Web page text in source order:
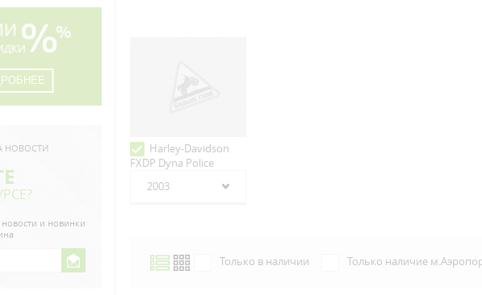
НОВОСТИ
и новинки
Harley-Davidson
FXDP Dyna Police
2003
Только в наличии Только наличие